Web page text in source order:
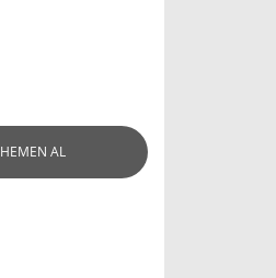
HEMEN AL